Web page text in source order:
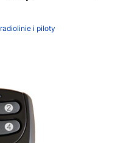
radiolinie i piloty